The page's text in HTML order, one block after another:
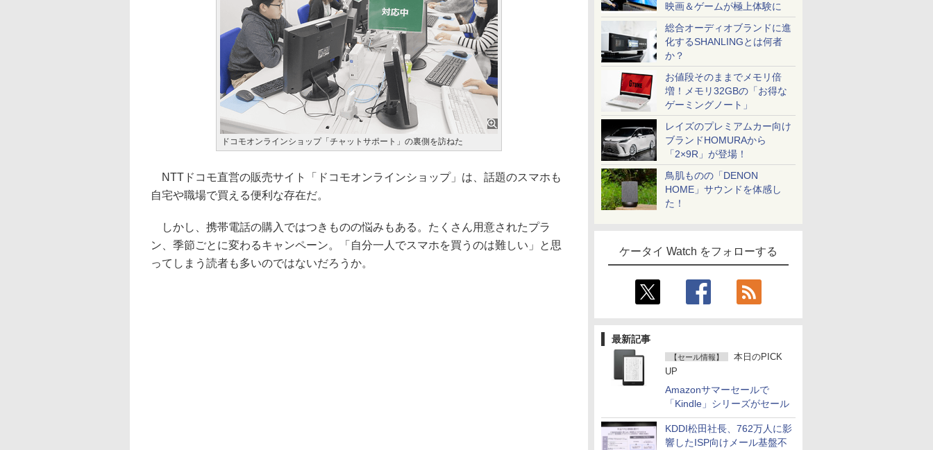
映画＆ゲームが極上体験に
総合オーディオブランドに進
化するSHANLINGとは何者
か？
お値段そのままでメモリ倍
増！メモリ32GBの「お得な
ゲーミングノート」
レイズのプレミアムカー向け
ブランドHOMURAから
「2×9R」が登場！
鳥肌ものの「DENON
HOME」サウンドを体感し
た！
ケータイ Watch をフォローする
最新記事
【セール情報】
本日のPICK
UP
Amazonサマーセールで
「Kindle」シリーズがセール
KDDI松田社長、762万人に影
響したISP向けメール基盤不
ドコモオンラインショップ「チャットサポート」の裏側を訪ねた
NTTドコモ直営の販売サイト「ドコモオンラインショップ」は、話題のスマホも
自宅や職場で買える便利な存在だ。
しかし、携帯電話の購入ではつきものの悩みもある。たくさん用意されたプラ
ン、季節ごとに変わるキャンペーン。「自分一人でスマホを買うのは難しい」と思
ってしまう読者も多いのではないだろうか。